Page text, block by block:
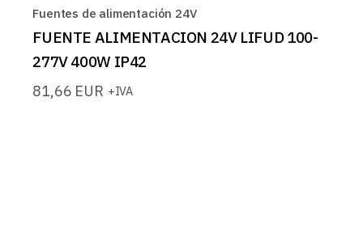
Fuentes de alimentación 24V
FUENTE ALIMENTACION 24V LIFUD 100-
277V 400W IP42
81,66 EUR +IVA